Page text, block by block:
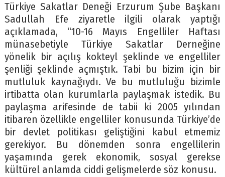
Türkiye Sakatlar Deneği Erzurum Şube Başkanı
Sadullah Efe ziyaretle ilgili olarak yaptığı
açıklamada, “10-16 Mayıs Engelliler Haftası
münasebetiyle Türkiye Sakatlar Derneğine
yönelik bir açılış kokteyl şeklinde ve engelliler
şenliği şeklinde açmıştık. Tabi bu bizim için bir
mutluluk kaynağıydı. Ve bu mutluluğu bizimle
irtibatta olan kurumlarla paylaşmak istedik. Bu
paylaşma arifesinde de tabii ki 2005 yılından
itibaren özellikle engelliler konusunda Türkiye’de
bir devlet politikası geliştiğini kabul etmemiz
gerekiyor. Bu dönemden sonra engellilerin
yaşamında gerek ekonomik, sosyal gerekse
kültürel anlamda ciddi gelişmelerde söz konusu.